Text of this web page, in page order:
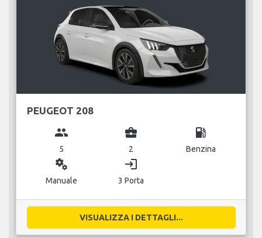
PEUGEOT 208
group
5
business_center
2
local_gas_station
Benzina
miscellaneous_services
Manuale
login
3 Porta
VISUALIZZA I DETTAGLI...